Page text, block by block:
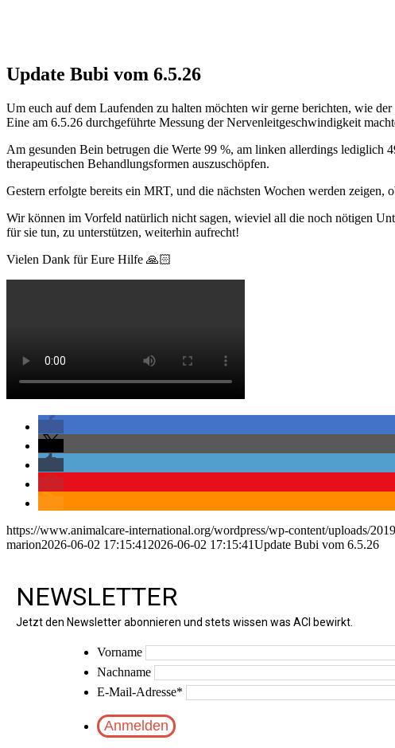
Update Bubi vom 6.5.26
Um euch auf dem Laufenden zu halten möchten wir gerne berichten, wie
Eine am 6.5.26 durchgeführte Messung der Nervenleitgeschwindigkeit
Am gesunden Bein betrugen die Werte 99 %, am linken allerdings lediglich
therapeutischen Behandlungsformen auszuschöpfen.
Gestern erfolgte bereits ein MRT, und die nächsten Wochen werden
Wir können im Vorfeld natürlich nicht sagen, wieviel all die noch nötigen
für sie tun, zu unterstützen, weiterhin aufrecht!
Vielen Dank für Eure Hilfe 🙏🏻
https://www.animalcare-international.org/wordpress/wp-content/uploads/
marion2026-06-02 17:15:41 2026-06-02 17:15:41Update Bubi vom 6.5.26
NEWSLETTER
Jetzt den Newsletter abonnieren und stets wissen was ACI bewirkt.
Vorname
Nachname
E-Mail-Adresse*